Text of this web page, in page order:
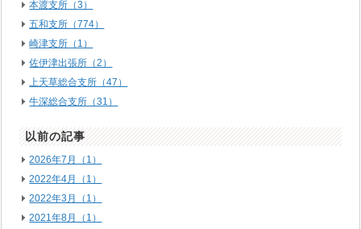
本渡支所（3）
五和支所（774）
崎津支所（1）
佐伊津出張所（2）
上天草総合支所（47）
牛深総合支所（31）
以前の記事
2026年7月（1）
2022年4月（1）
2022年3月（1）
2021年8月（1）